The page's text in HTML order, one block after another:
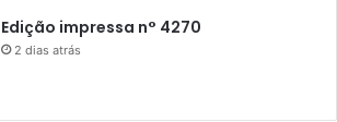
Edição impressa n° 4270
2 dias atrás